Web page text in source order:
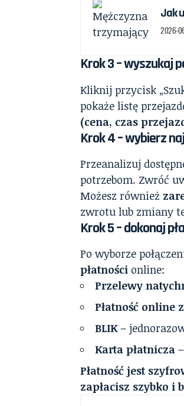
Jak
2026-
Krok 3 – wyszukaj
Kliknij przycisk
pokaże listę
(cena, czas
Krok 4 – wybierz
Przeanalizuj
potrzebom. Zwróć
Możesz również
zwrotu lub zmiany
Krok 5 – dokonaj
Po wyborze
płatności online:
Przelewy
Płatność online
BLIK–
Karta płatnicza
Płatność jest
zapłacisz szybko i